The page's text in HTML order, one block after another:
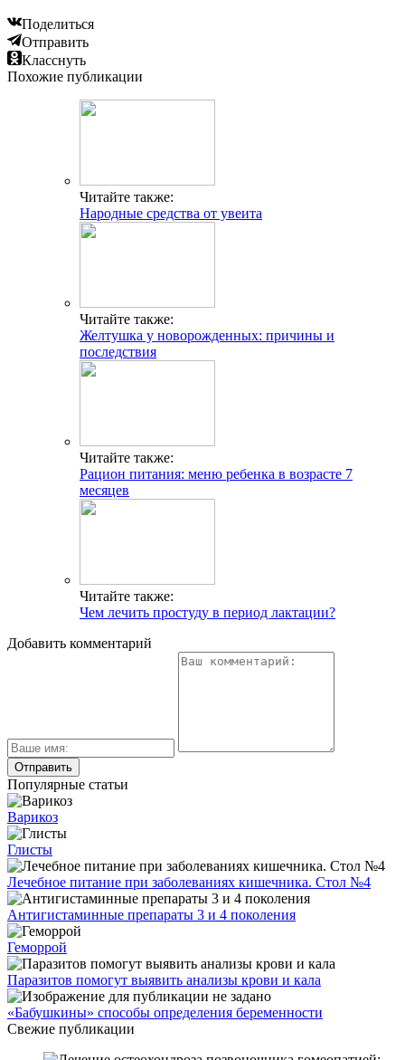
Поделиться
Отправить
Класснуть
Похожие публикации
Читайте также:
Народные средства от увеита
Читайте также:
Желтушка у новорожденных: причины и
последствия
Читайте также:
Рацион питания: меню ребенка в возрасте 7
месяцев
Читайте также:
Чем лечить простуду в период лактации?
Добавить комментарий
Популярные статьи
Варикоз
Глисты
Лечебное питание при заболеваниях кишечника. Стол №4
Антигистаминные препараты 3 и 4 поколения
Геморрой
Паразитов помогут выявить анализы крови и кала
«Бабушкины» способы определения беременности
Свежие публикации